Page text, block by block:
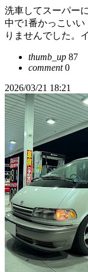
洗車してスーパー
中で1番かっこい
りませんでした。
thumb_up 87
comment0
2026/03/21 18:21